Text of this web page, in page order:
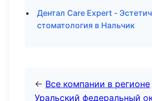
Дентал Care Expert -
стоматология в Нальчик
← Все компании в регионе
Уральский федеральный